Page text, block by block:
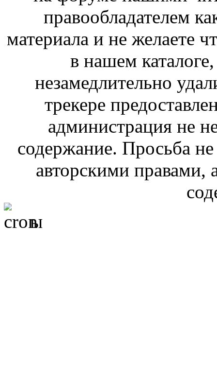
правообладателем
материала и не желаете
в нашем
незамедлительно
трекере
администрация не
содержание. Просьба
авторскими правами,
ы